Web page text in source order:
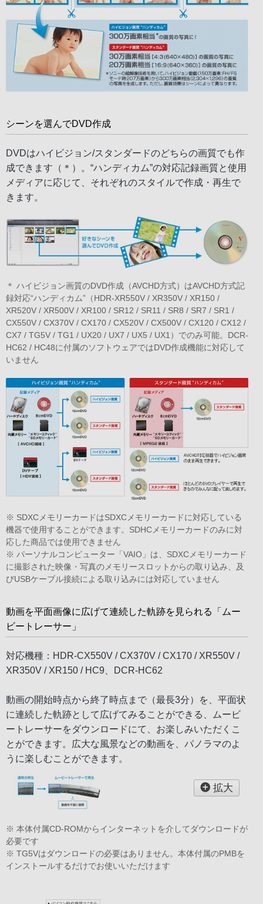
シーンを選んでDVD作成
DVDはハイビジョン/スタンダードのどちらの画質でも作
成できます（＊）。“ハンディカム”の対応記録画質と使用
メディアに応じて、それぞれのスタイルで作成・再生で
きます。
＊ ハイビジョン画質のDVD作成（AVCHD方式）はAVCHD方式記
録対応“ハンディカム”（HDR-XR550V / XR350V / XR150 /
XR520V / XR500V / XR100 / SR12 / SR11 / SR8 / SR7 / SR1 /
CX550V / CX370V / CX170 / CX520V / CX500V / CX120 / CX12 /
CX7 / TG5V / TG1 / UX20 / UX7 / UX5 / UX1）でのみ可能。DCR-
HC62 / HC48に付属のソフトウェアではDVD作成機能に対応して
いません
※ SDXCメモリーカードはSDXCメモリーカードに対応している
機器で使用することができます。SDHCメモリーカードのみに対
応した商品では使用できません
※ パーソナルコンピューター「VAIO」は、SDXCメモリーカード
に撮影された映像・写真のメモリースロットからの取り込み、及
びUSBケーブル接続による取り込みには対応していません
動画を平面画像に広げて連続した軌跡を見られる「ムー
ビートレーサー」
対応機種：HDR-CX550V / CX370V / CX170 / XR550V /
XR350V / XR150 / HC9、DCR-HC62
動画の開始時点から終了時点まで（最長3分）を、平面状
に連続した軌跡として広げてみることができる、ムービ
ートレーサーをダウンロードにて、お楽しみいただくこ
とができます。広大な風景などの動画を、パノラマのよ
うに楽しむことができます。
拡大
※ 本体付属CD-ROMからインターネットを介してダウンロードが
必要です
※ TG5Vはダウンロードの必要はありません。本体付属のPMBを
インストールするだけでお使いいただけます